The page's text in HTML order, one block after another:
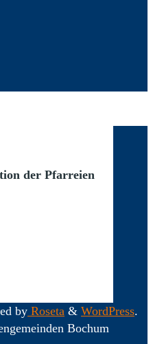
der Pfarreien
by Roseta & WordPress.
Bochum